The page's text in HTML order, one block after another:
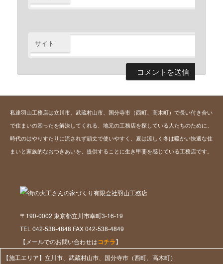
サイト
私達羽山工務店は立川市、武蔵村山市、国分寺市（西町、高木町）で長い付き合い
で住まいの困ったを解決してくれる、地元の工務店を探している人たちのために、
時代のはやりすたりに流されず頑丈で使いやすく、夏は涼しく冬は暖かい快適な住
まいと家族的なおつきあいを、提供することに生き甲斐を感じている工務店です。
〒190-0002 東京都立川市幸町3-16-19
TEL 042-538-4848 FAX 042-538-4849
【メールでのお問い合わせはコチラ】
【施工エリア】立川市、武蔵村山市、国分寺市（西町、高木町）